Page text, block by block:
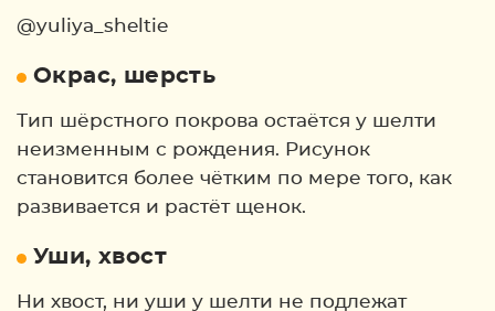
@yuliya_sheltie
Окрас, шерсть
Тип шёрстного покрова остаётся у шелти
неизменным с рождения. Рисунок
становится более чётким по мере того, как
развивается и растёт щенок.
Уши, хвост
Ни хвост, ни уши у шелти не подлежат